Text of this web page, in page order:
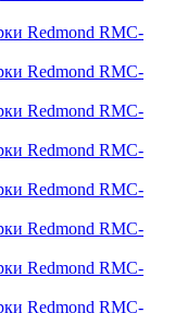
Redmond RMC-
Redmond RMC-
Redmond RMC-
Redmond RMC-
Redmond RMC-
Redmond RMC-
Redmond RMC-
Redmond RMC-